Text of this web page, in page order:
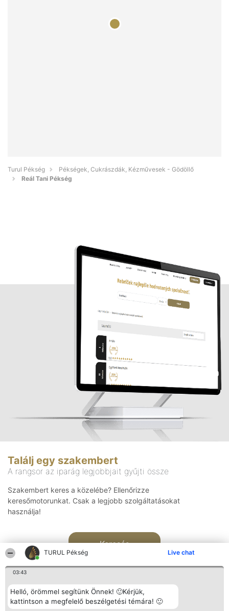
TURUL Pékség Live chat
03:43
Helló, örömmel segítünk Önnek! 🙂Kérjük,
kattintson a megfelelő beszélgetési témára! 🙂
Turul Pékség
Pékségek, Cukrászdák, Kézművesek - Gödöllő
Reál Tani Pékség
Találj egy szakembert
A rangsor az iparág legjobbjait gyűjti össze
Szakembert keres a közelébe? Ellenőrizze
keresőmotorunkat. Csak a legjobb szolgáltatásokat
használja!
Keresés